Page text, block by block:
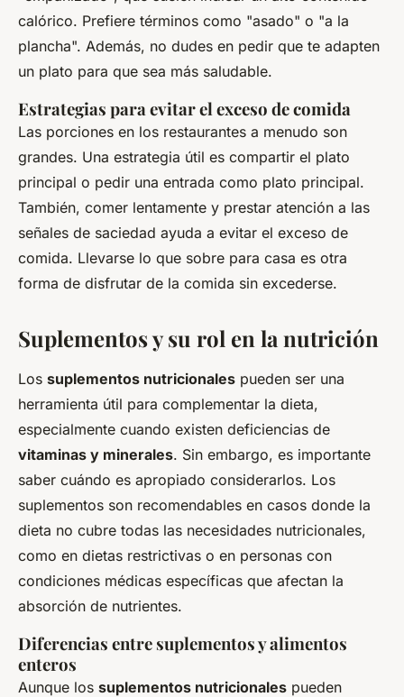
calórico. Prefiere términos como "asado" o "a la
plancha". Además, no dudes en pedir que te adapten
un plato para que sea más saludable.
Estrategias para evitar el exceso de comida
Las porciones en los restaurantes a menudo son
grandes. Una estrategia útil es compartir el plato
principal o pedir una entrada como plato principal.
También, comer lentamente y prestar atención a las
señales de saciedad ayuda a evitar el exceso de
comida. Llevarse lo que sobre para casa es otra
forma de disfrutar de la comida sin excederse.
Suplementos y su rol en la nutrición
Los suplementos nutricionales pueden ser una
herramienta útil para complementar la dieta,
especialmente cuando existen deficiencias de
vitaminas y minerales. Sin embargo, es importante
saber cuándo es apropiado considerarlos. Los
suplementos son recomendables en casos donde la
dieta no cubre todas las necesidades nutricionales,
como en dietas restrictivas o en personas con
condiciones médicas específicas que afectan la
absorción de nutrientes.
Diferencias entre suplementos y alimentos
enteros
Aunque los suplementos nutricionales pueden